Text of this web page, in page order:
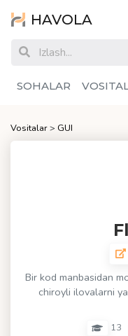
HAVOLA
SOHALAR
Vositalar> GUI
Bir kod manbasidan
chiroyli ilovalarni
13